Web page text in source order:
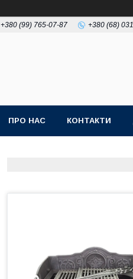
+380 (99) 765-07-87 +380 (68)
ПРО НАС КОНТАКТИ